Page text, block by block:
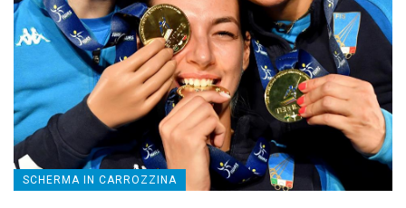
SCHERMA IN CARROZZINA